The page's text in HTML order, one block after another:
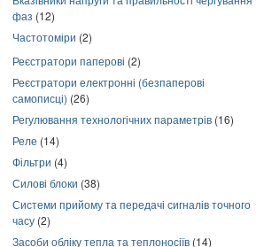
фаз (12)
Частотоміри (2)
Реєстратори паперові (2)
Реєстратори електронні (безпаперові
самописці) (26)
Регулювання технологічних параметрів (16)
Реле (14)
Фільтри (4)
Силові блоки (38)
Системи прийому та передачі сигналів точного
часу (2)
Засоби обліку тепла та теплоносіїв (14)